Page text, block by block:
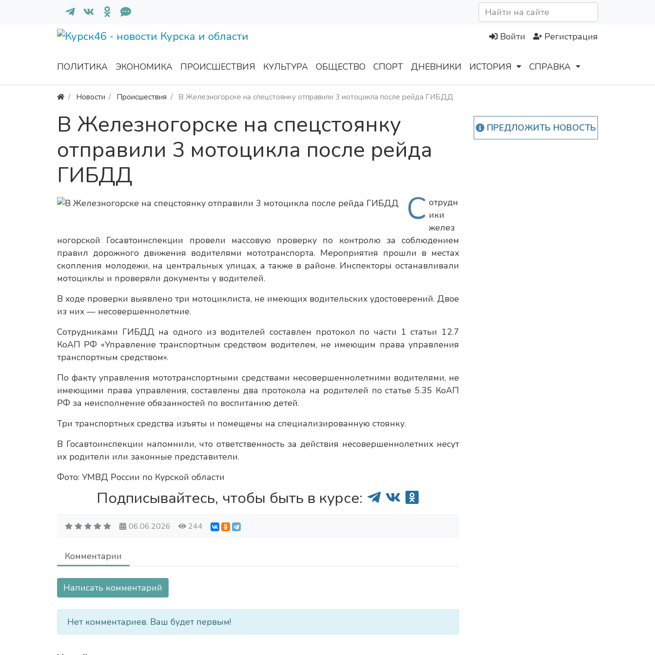
Войти Регистрация
ПОЛИТИКА ЭКОНОМИКА ПРОИСШЕСТВИЯ КУЛЬТУРА ОБЩЕСТВО СПОРТ ДНЕВНИКИ ИСТОРИЯ СПРАВКА
Новости Происшествия В Железногорске на спецстоянку отправили 3 мотоцикла после рейда ГИБДД
В Железногорске на спецстоянку
отправили 3 мотоцикла после рейда
ГИБДД
С отрудн
ики
желез
ногорской Госавтоинспекции провели массовую проверку по контролю за соблюдением
правил дорожного движения водителями мототранспорта. Мероприятия прошли в местах
скопления молодежи, на центральных улицах, а также в районе. Инспекторы останавливали
мотоциклы и проверяли документы у водителей.
В ходе проверки выявлено три мотоциклиста, не имеющих водительских удостоверений. Двое
из них — несовершеннолетние.
Сотрудниками ГИБДД на одного из водителей составлен протокол по части 1 статьи 12.7
КоАП РФ «Управление транспортным средством водителем, не имеющим права управления
транспортным средством».
По факту управления мототранспортными средствами несовершеннолетними водителями, не
имеющими права управления, составлены два протокола на родителей по статье 5.35 КоАП
РФ за неисполнение обязанностей по воспитанию детей.
Три транспортных средства изъяты и помещены на специализированную стоянку.
В Госавтоинспекции напомнили, что ответственность за действия несовершеннолетних несут
их родители или законные представители.
Фото: УМВД России по Курской области
Подписывайтесь, чтобы быть в курсе:
06.06.2026 244
Комментарии
Написать комментарий
Нет комментариев. Ваш будет первым!
ПРЕДЛОЖИТЬ НОВОСТЬ